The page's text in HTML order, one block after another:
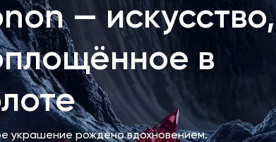
— искусство,
в
украшение рождено вдохновением.